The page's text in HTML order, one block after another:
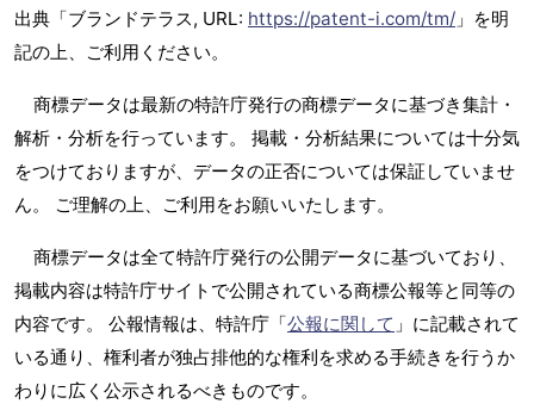
出典「ブランドテラス, URL: https://patent-i.com/tm/ 」を明
記の上、ご利用ください。
商標データは最新の特許庁発行の商標データに基づき集計・
解析・分析を行っています。 掲載・分析結果については十分気
をつけておりますが、データの正否については保証していませ
ん。 ご理解の上、ご利用をお願いいたします。
商標データは全て特許庁発行の公開データに基づいており、
掲載内容は特許庁サイトで公開されている商標公報等と同等の
内容です。 公報情報は、特許庁「公報に関して 」に記載されて
いる通り、権利者が独占排他的な権利を求める手続きを行うか
わりに広く公示されるべきものです。